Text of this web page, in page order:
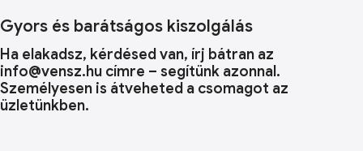
Gyors és barátságos kiszolgálás
Ha elakadsz, kérdésed van, írj bátran az
info@vensz.hu címre – segítünk azonnal.
Személyesen is átveheted a csomagot az
üzletünkben.